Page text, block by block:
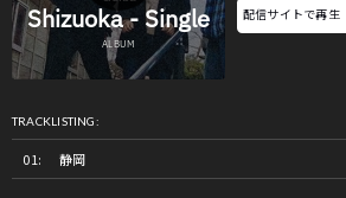
配信サイトで再生
TRACKLISTING:
静岡